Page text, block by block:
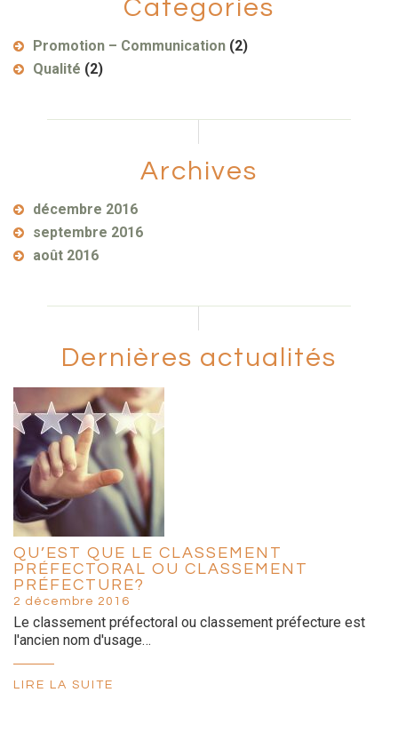
Categories
Promotion – Communication (2)
Qualité (2)
Archives
décembre 2016
septembre 2016
août 2016
Dernières actualités
QU’EST QUE LE CLASSEMENT
PRÉFECTORAL OU CLASSEMENT
PRÉFECTURE?
2 décembre 2016
Le classement préfectoral ou classement préfecture est
l'ancien nom d'usage…
LIRE LA SUITE